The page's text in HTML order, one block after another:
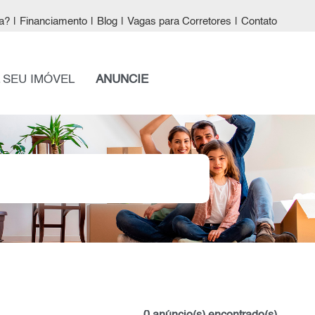
Financiamento Blog Vagas para Corretores Contato
SEU IMÓVEL ANUNCIE